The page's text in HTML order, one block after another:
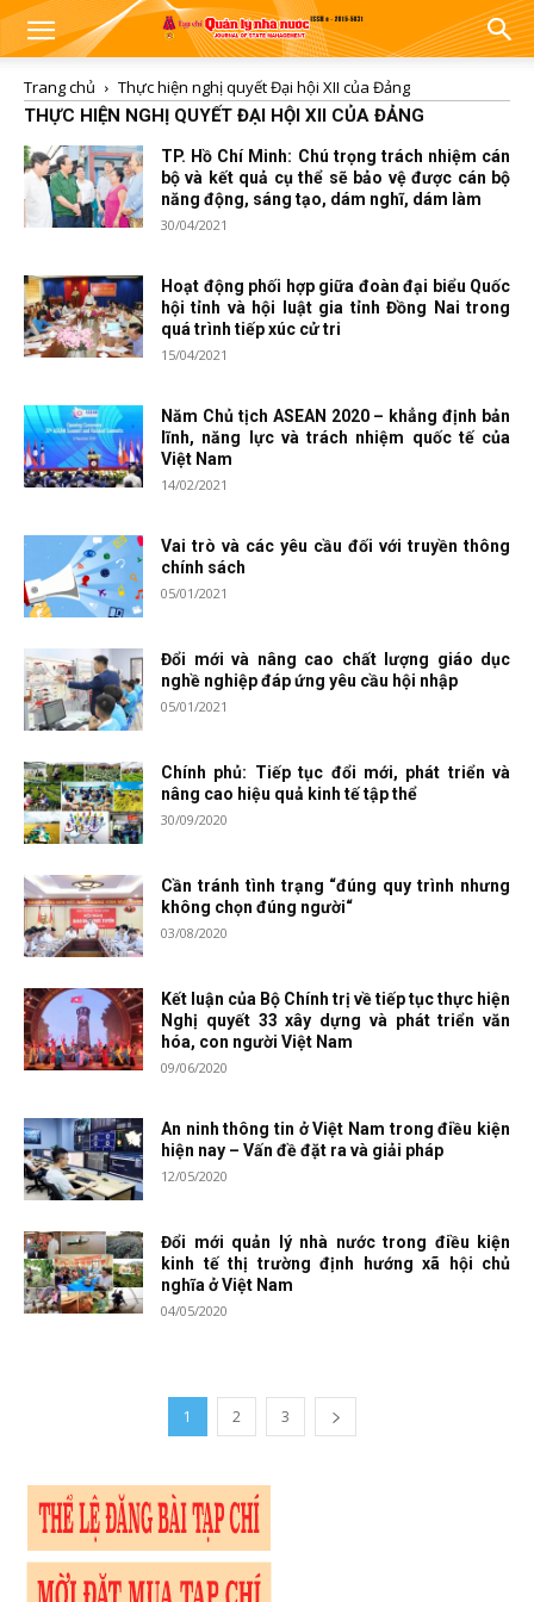
Trang chủ
Thực hiện nghị quyết Đại hội XII của Đảng
THỰC HIỆN NGHỊ QUYẾT ĐẠI HỘI XII CỦA ĐẢNG
TP. Hồ Chí Minh: Chú trọng trách nhiệm cán
bộ và kết quả cụ thể sẽ bảo vệ được cán bộ
năng động, sáng tạo, dám nghĩ, dám làm
30/04/2021
Hoạt động phối hợp giữa đoàn đại biểu Quốc
hội tỉnh và hội luật gia tỉnh Đồng Nai trong
quá trình tiếp xúc cử tri
15/04/2021
Năm Chủ tịch ASEAN 2020 – khẳng định bản
lĩnh, năng lực và trách nhiệm quốc tế của
Việt Nam
14/02/2021
Vai trò và các yêu cầu đối với truyền thông
chính sách
05/01/2021
Đổi mới và nâng cao chất lượng giáo dục
nghề nghiệp đáp ứng yêu cầu hội nhập
05/01/2021
Chính phủ: Tiếp tục đổi mới, phát triển và
nâng cao hiệu quả kinh tế tập thể
30/09/2020
Cần tránh tình trạng “đúng quy trình nhưng
không chọn đúng người“
03/08/2020
Kết luận của Bộ Chính trị về tiếp tục thực hiện
Nghị quyết 33 xây dựng và phát triển văn
hóa, con người Việt Nam
09/06/2020
An ninh thông tin ở Việt Nam trong điều kiện
hiện nay – Vấn đề đặt ra và giải pháp
12/05/2020
Đổi mới quản lý nhà nước trong điều kiện
kinh tế thị trường định hướng xã hội chủ
nghĩa ở Việt Nam
04/05/2020
1 2 3